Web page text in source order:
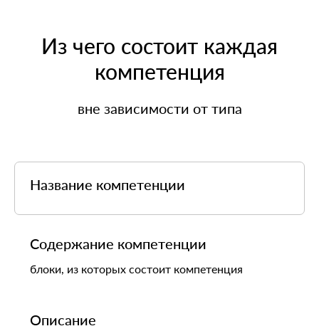
Из чего состоит каждая
компетенция
вне зависимости от типа
Название компетенции
Содержание компетенции
блоки, из которых состоит компетенция
Описание